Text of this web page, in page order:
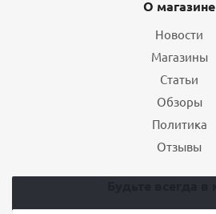
О магазине
Новости
Магазины
Статьи
Обзоры
Политика
Отзывы